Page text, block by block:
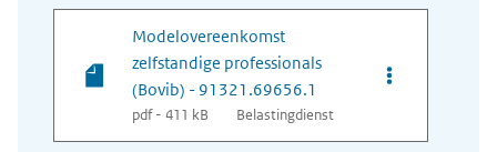
Modelovereenkomst
zelfstandige professionals
(Bovib) - 91321.69656.1
pdf - 411 kB Belastingdienst
Opties van